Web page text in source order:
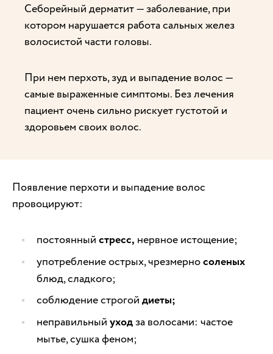
Себорейный дерматит — заболевание, при
котором нарушается работа сальных желез
волосистой части головы.
При нем перхоть, зуд и выпадение волос —
самые выраженные симптомы. Без лечения
пациент очень сильно рискует густотой и
здоровьем своих волос.
Появление перхоти и выпадение волос
провоцируют:
постоянный стресс, нервное истощение;
употребление острых, чрезмерносоленых
блюд, сладкого;
соблюдение строгой диеты;
неправильный уходза волосами: частое
мытье, сушка феном;